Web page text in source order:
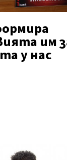
им
у нас